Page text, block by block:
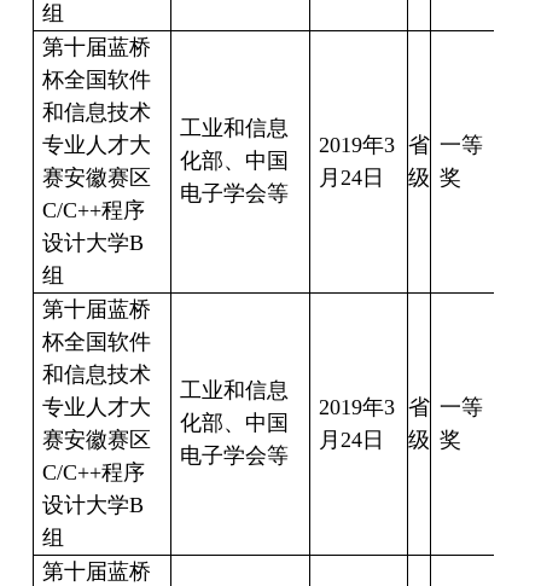
组
第十届蓝桥
杯全国软件
和信息技术
专业人才大
赛安徽赛区
C/C++程序
设计大学B
组
工业和信息
化部、中国
电子学会等
2019年3
月 24 日
省
级
一等
奖
第十届蓝桥
杯全国软件
和信息技术
专业人才大
赛安徽赛区
C/C++程序
设计大学B
组
工业和信息
化部、中国
电子学会等
2019年3
月 24 日
省
级
一等
奖
第十届蓝桥